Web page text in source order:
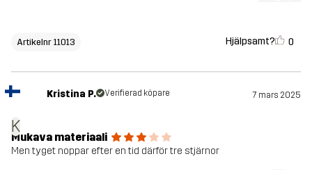
Artikelnr 11013 Hjälpsamt? 0
K
Kristina P. Verifierad köpare 7 mars 2025
Mukava materiaali
Men tyget noppar efter en tid därför tre stjärnor